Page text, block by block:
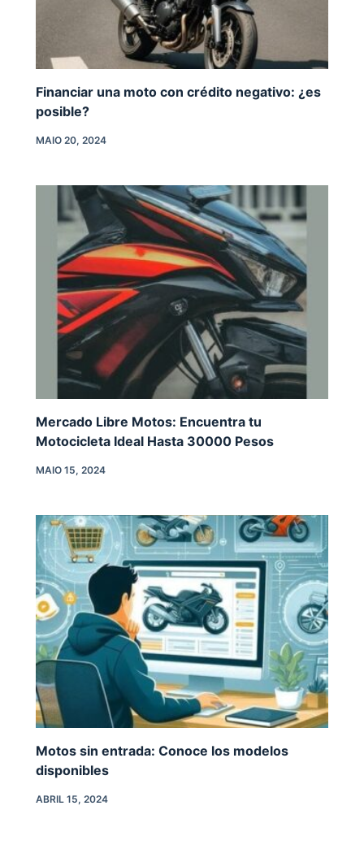
Financiar una moto con crédito negativo: ¿es
posible?
MAIO 20, 2024
Mercado Libre Motos: Encuentra tu
Motocicleta Ideal Hasta 30000 Pesos
MAIO 15, 2024
Motos sin entrada: Conoce los modelos
disponibles
ABRIL 15, 2024